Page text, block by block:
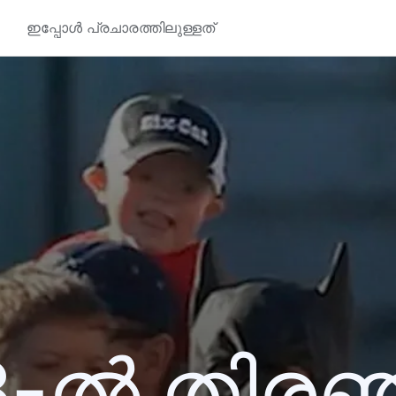
ഇപ്പോൾ പ്രചാരത്തിലുള്ളത്